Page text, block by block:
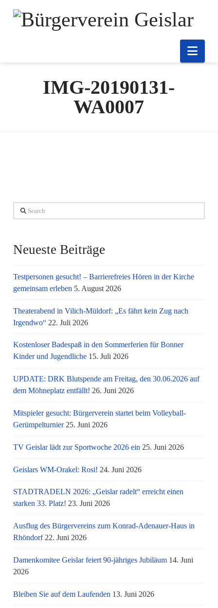
IMG-20190131-
WA0007
Search
Neueste Beiträge
Testpersonen gesucht! – Barrierefreies Hören in der Kirche
gemeinsam erleben 5. August 2026
Theaterabend in Vilich-Müldorf: „Es fährt kein Zug nach
Irgendwo“ 22. Juli 2026
Kostenloser Badespaß in den Sommerferien für Bonner
Kinder und Jugendliche 15. Juli 2026
UPDATE: DRK Blutspende am Freitag, den 30.06.2026 auf
dem Möhneplatz entfällt! 26. Juni 2026
Mitspieler gesucht: Bürgerverein startet beim Volleyball-
Gerümpelturnier 25. Juni 2026
TV Geislar lädt zur Sportwoche 2026 ein 25. Juni 2026
Geislars WM-Orakel: Rosi! 24. Juni 2026
STADTRADELN 2026: „Geislar radelt“ erreicht einen
starken 33. Platz! 23. Juni 2026
Ausflug des Bürgervereins zum Konrad-Adenauer-Haus in
Rhöndorf 22. Juni 2026
Damenkomitee Geislar feiert 90-jähriges Jubiläum 14. Juni
2026
Bleiben Sie auf dem Laufenden 13. Juni 2026